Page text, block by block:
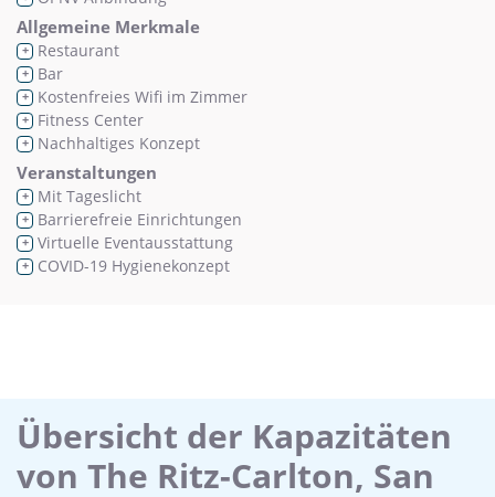
Allgemeine Merkmale
+ Restaurant
+ Bar
+ Kostenfreies Wifi im Zimmer
+ Fitness Center
+ Nachhaltiges Konzept
Veranstaltungen
+ Mit Tageslicht
+ Barrierefreie Einrichtungen
+ Virtuelle Eventausstattung
+ COVID-19 Hygienekonzept
Übersicht der Kapazitäten
von The Ritz-Carlton, San